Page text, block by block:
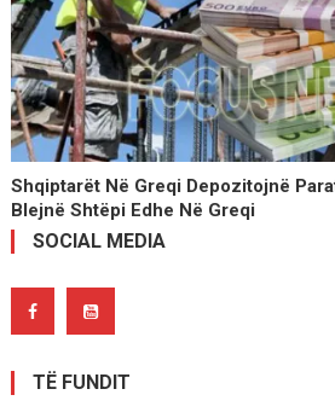
Shqiptarët Në Greqi Depozitojnë
Blejnë Shtëpi Edhe Në Greqi
SOCIAL MEDIA
TË FUNDIT